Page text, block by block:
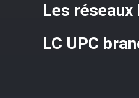
Les
LC UPC